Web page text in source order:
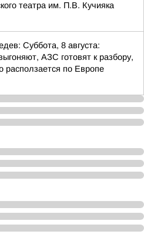
театра им. П.В. Кучияка
Суббота, 8 августа:
АЗС готовят к разбору,
расползается по Европе